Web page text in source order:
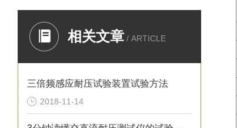
相关文章 / ARTICLE
三倍频感应耐压试验装置试验方法
2018-11-14